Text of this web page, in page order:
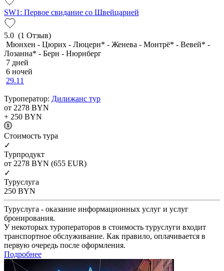
SW1: Первое свидание со Швейцарией
5.0 (1 Отзыв)
Мюнхен - Цюрих - Люцерн* - Женева - Монтрё* - Вевей* -
Лозанна* - Берн - Нюрнберг
7 дней
6 ночей
29.11
Туроператор: Дилижанс тур
от 2278 BYN
+ 250 BYN
Cтоимость тура
✓
Турпродукт
от 2278 BYN (655 EUR)
✓
Туруслуга
250 BYN
Туруслуга - оказание информационных услуг и услуг
бронирования.
У некоторых туроператоров в стоимость туруслуги входит
транспортное обслуживание. Как правило, оплачивается в
первую очередь после оформления.
Подробнее